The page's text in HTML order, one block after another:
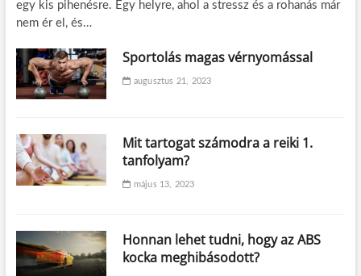
egy kis pihenésre. Egy helyre, ahol a stressz és a rohanás már
nem ér el, és…
Sportolás magas vérnyomással
augusztus 21, 2023
Mit tartogat számodra a reiki 1.
tanfolyam?
május 13, 2023
Honnan lehet tudni, hogy az ABS
kocka meghibásodott?